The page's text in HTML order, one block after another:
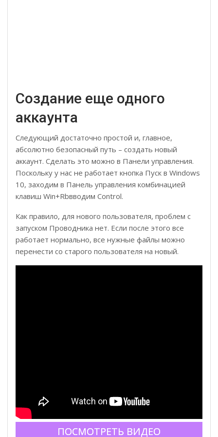
Создание еще одного
аккаунта
Следующий достаточно простой и, главное,
абсолютно безопасный путь – создать новый
аккаунт. Сделать это можно в Панели управления.
Поскольку у нас не работает кнопка Пуск в Windows
10, заходим в Панель управления комбинацией
клавиш Win+Rbвводим Control.
Как правило, для нового пользователя, проблем с
запуском Проводника нет. Если после этого все
работает нормально, все нужные файлы можно
перенести со старого пользователя на новый.
ПОСМОТРЕТЬ ВИДЕО